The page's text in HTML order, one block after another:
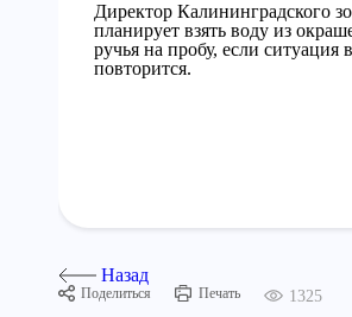
Директор Калининградского
планирует взять воду из
ручья на пробу, если ситуация
повторится.
Назад
Поделиться Печать 1325